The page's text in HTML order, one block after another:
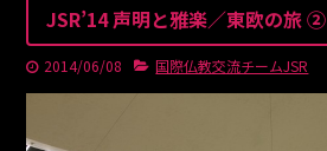
JSR’14 声明と雅楽／東欧の旅 ②
2014/06/08 国際仏教交流チームJSR